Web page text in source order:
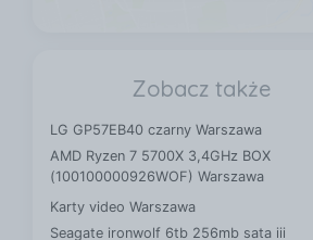
Zobacz także
LG GP57EB40 czarny Warszawa
AMD Ryzen 7 5700X 3,4GHz BOX
(100100000926WOF) Warszawa
Karty video Warszawa
Seagate ironwolf 6tb 256mb sata iii